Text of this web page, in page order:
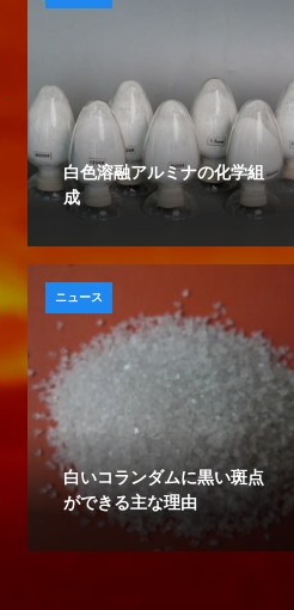
白色溶融アルミナの化学組
成
白いコランダムに黒い斑点
ができる主な理由
ニュース